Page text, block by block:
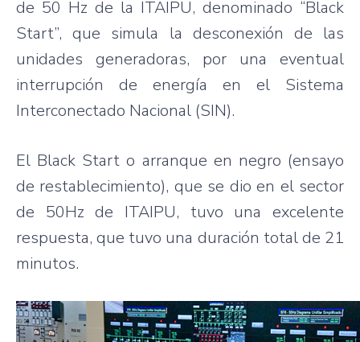
de 50 Hz de la ITAIPU, denominado “Black
Start”, que simula la desconexión de las
unidades generadoras, por una eventual
interrupción de energía en el Sistema
Interconectado Nacional (SIN).
El Black Start o arranque en negro (ensayo
de restablecimiento), que se dio en el sector
de 50Hz de ITAIPU, tuvo una excelente
respuesta, que tuvo una duración total de 21
minutos.